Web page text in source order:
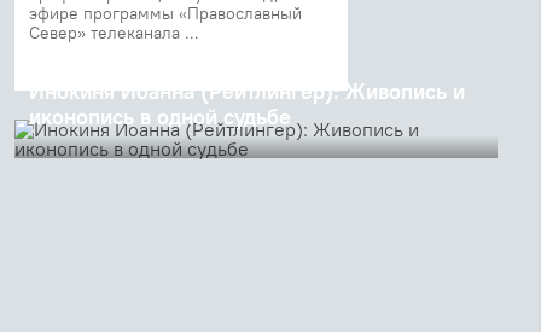
эфире программы «Православный
Север» телеканала ...
Инокиня Иоанна (Рейтлингер): Живопись и
иконопись в одной судьбе